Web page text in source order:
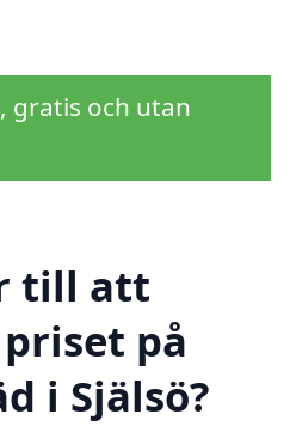
gratis och utan
till att
på
i Själsö?